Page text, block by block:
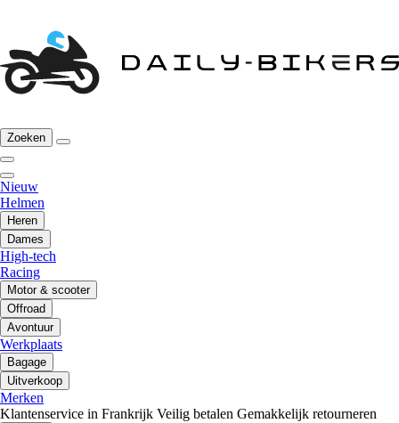
Zoeken
Nieuw
Helmen
Heren
Dames
High-tech
Racing
Motor & scooter
Offroad
Avontuur
Werkplaats
Bagage
Uitverkoop
Merken
Klantenservice in Frankrijk Veilig betalen Gemakkelijk retourneren